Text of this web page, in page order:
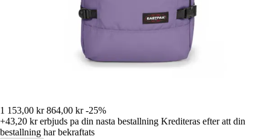
1 153,00 kr 864,00 kr -25%
+43,20 krerbjuds pa din nasta bestallning Krediteras efter att din
bestallning har bekraftats